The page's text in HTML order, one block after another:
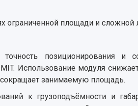
ограниченной площади и сложной
позиционирования и
Использование модуля снижает
занимаемую площадь.
к грузоподъёмности и